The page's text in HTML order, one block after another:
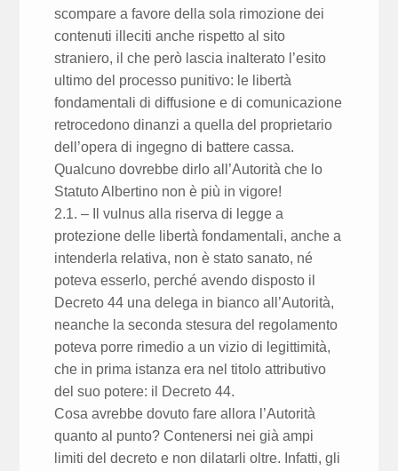
scompare a favore della sola rimozione dei
contenuti illeciti anche rispetto al sito
straniero, il che però lascia inalterato l’esito
ultimo del processo punitivo: le libertà
fondamentali di diffusione e di comunicazione
retrocedono dinanzi a quella del proprietario
dell’opera di ingegno di battere cassa.
Qualcuno dovrebbe dirlo all’Autorità che lo
Statuto Albertino non è più in vigore!
2.1. – Il vulnus alla riserva di legge a
protezione delle libertà fondamentali, anche a
intenderla relativa, non è stato sanato, né
poteva esserlo, perché avendo disposto il
Decreto 44 una delega in bianco all’Autorità,
neanche la seconda stesura del regolamento
poteva porre rimedio a un vizio di legittimità,
che in prima istanza era nel titolo attributivo
del suo potere: il Decreto 44.
Cosa avrebbe dovuto fare allora l’Autorità
quanto al punto? Contenersi nei già ampi
limiti del decreto e non dilatarli oltre. Infatti, gli